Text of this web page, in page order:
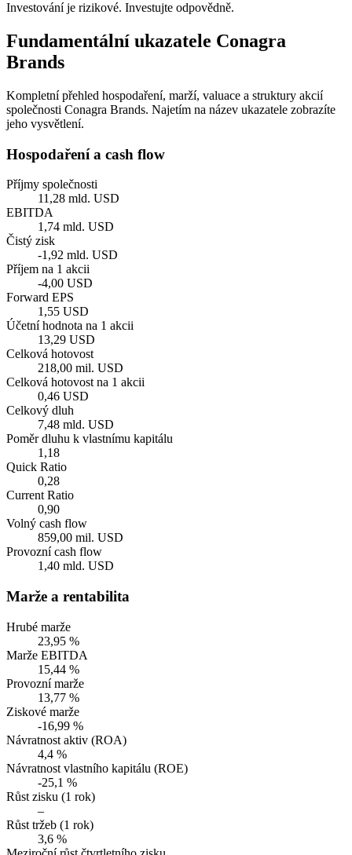
Investování je rizikové. Investujte odpovědně.
Fundamentální ukazatele Conagra
Brands
Kompletní přehled hospodaření, marží, valuace a struktury akcií
společnosti Conagra Brands. Najetím na název ukazatele zobrazíte
jeho vysvětlení.
Hospodaření a cash flow
Příjmy společnosti
11,28 mld. USD
EBITDA
1,74 mld. USD
Čistý zisk
-1,92 mld. USD
Příjem na 1 akcii
-4,00 USD
Forward EPS
1,55 USD
Účetní hodnota na 1 akcii
13,29 USD
Celková hotovost
218,00 mil. USD
Celková hotovost na 1 akcii
0,46 USD
Celkový dluh
7,48 mld. USD
Poměr dluhu k vlastnímu kapitálu
1,18
Quick Ratio
0,28
Current Ratio
0,90
Volný cash flow
859,00 mil. USD
Provozní cash flow
1,40 mld. USD
Marže a rentabilita
Hrubé marže
23,95 %
Marže EBITDA
15,44 %
Provozní marže
13,77 %
Ziskové marže
-16,99 %
Návratnost aktiv (ROA)
4,4 %
Návratnost vlastního kapitálu (ROE)
-25,1 %
Růst zisku (1 rok)
–
Růst tržeb (1 rok)
3,6 %